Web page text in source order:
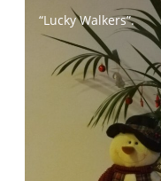
“Lucky Walkers”.